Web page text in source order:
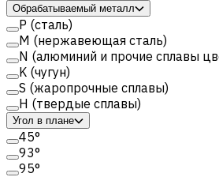
Обрабатываемый металл
Р (сталь)
M (нержавеющая сталь)
N (алюминий и прочие сплавы
K (чугун)
S (жаропрочные сплавы)
H (твердые сплавы)
Угол в плане
45°
93°
95°